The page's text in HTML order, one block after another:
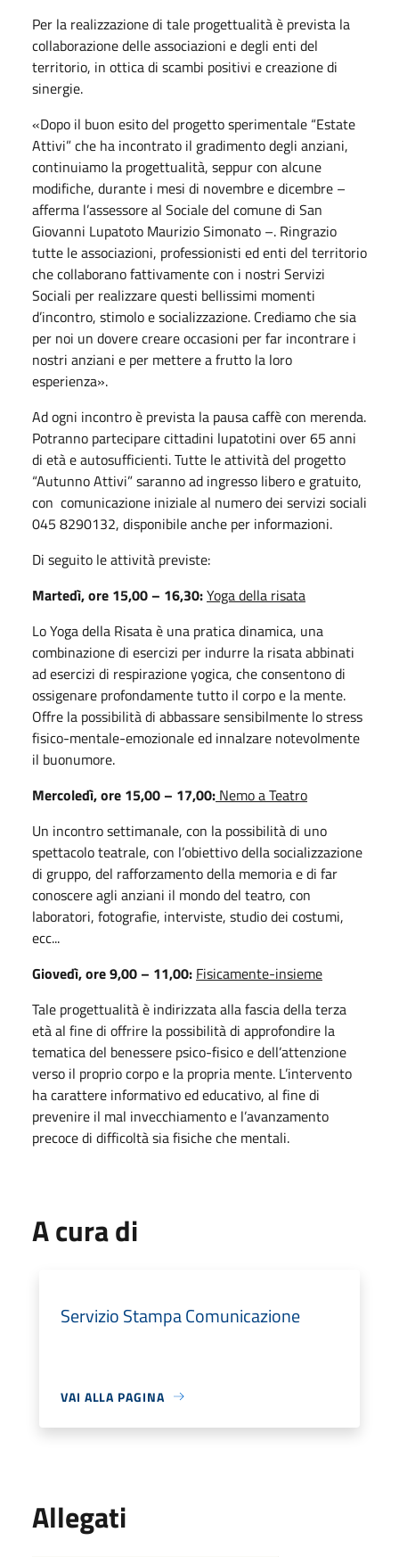
Per la realizzazione di tale progettualità è prevista la
collaborazione delle associazioni e degli enti del
territorio, in ottica di scambi positivi e creazione di
sinergie.
«Dopo il buon esito del progetto sperimentale “Estate
Attivi” che ha incontrato il gradimento degli anziani,
continuiamo la progettualità, seppur con alcune
modifiche, durante i mesi di novembre e dicembre –
afferma l’assessore al Sociale del comune di San
Giovanni Lupatoto Maurizio Simonato –. Ringrazio
tutte le associazioni, professionisti ed enti del territorio
che collaborano fattivamente con i nostri Servizi
Sociali per realizzare questi bellissimi momenti
d’incontro, stimolo e socializzazione. Crediamo che sia
per noi un dovere creare occasioni per far incontrare i
nostri anziani e per mettere a frutto la loro
esperienza».
Ad ogni incontro è prevista la pausa caffè con merenda.
Potranno partecipare cittadini lupatotini over 65 anni
di età e autosufficienti. Tutte le attività del progetto
“Autunno Attivi” saranno ad ingresso libero e gratuito,
con comunicazione iniziale al numero dei servizi sociali
045 8290132, disponibile anche per informazioni.
Di seguito le attività previste:
Martedì, ore 15,00 – 16,30:Yoga della risata
Lo Yoga della Risata è una pratica dinamica, una
combinazione di esercizi per indurre la risata abbinati
ad esercizi di respirazione yogica, che consentono di
ossigenare profondamente tutto il corpo e la mente.
Offre la possibilità di abbassare sensibilmente lo stress
fisico-mentale-emozionale ed innalzare notevolmente
il buonumore.
Mercoledì, ore 15,00 – 17,00: Nemo a Teatro
Un incontro settimanale, con la possibilità di uno
spettacolo teatrale, con l’obiettivo della socializzazione
di gruppo, del rafforzamento della memoria e di far
conoscere agli anziani il mondo del teatro, con
laboratori, fotografie, interviste, studio dei costumi,
ecc...
Giovedì, ore 9,00 – 11,00: Fisicamente-insieme
Tale progettualità è indirizzata alla fascia della terza
età al fine di offrire la possibilità di approfondire la
tematica del benessere psico-fisico e dell’attenzione
verso il proprio corpo e la propria mente. L’intervento
ha carattere informativo ed educativo, al fine di
prevenire il mal invecchiamento e l’avanzamento
precoce di difficoltà sia fisiche che mentali.
A cura di
Servizio Stampa Comunicazione
VAI ALLA PAGINA
Allegati